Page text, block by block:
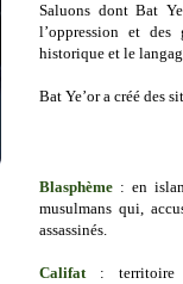
Saluons dont Bat
l’oppression et
historique et le
Bat Ye’or a créé des
Blasphème : en
musulmans qui,
assassinés.
Califat: territoire